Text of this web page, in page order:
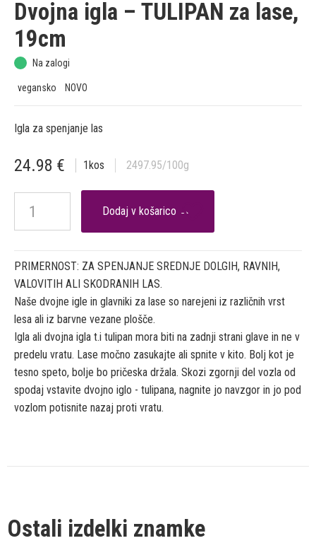
Dvojna igla – TULIPAN za lase,
19cm
Na zalogi
vegansko NOVO
Igla za spenjanje las
24.98 € 1kos 2497.95/100g

PRIMERNOST: ZA SPENJANJE SREDNJE DOLGIH, RAVNIH,
VALOVITIH ALI SKODRANIH LAS.
Naše dvojne igle in glavniki za lase so narejeni iz različnih vrst
lesa ali iz barvne vezane plošče.
Igla ali dvojna igla t.i tulipan mora biti na zadnji strani glave in ne v
predelu vratu. Lase močno zasukajte ali spnite v kito. Bolj kot je
tesno speto, bolje bo pričeska držala. Skozi zgornji del vozla od
spodaj vstavite dvojno iglo - tulipana, nagnite jo navzgor in jo pod
vozlom potisnite nazaj proti vratu.
Ostali izdelki znamke